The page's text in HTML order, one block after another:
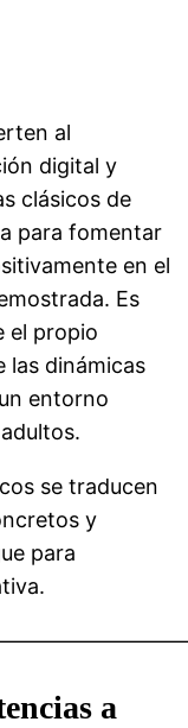
al
digital y
clásicos de
para fomentar
en el
Es
el propio
las dinámicas
entorno
se traducen
y
para
a